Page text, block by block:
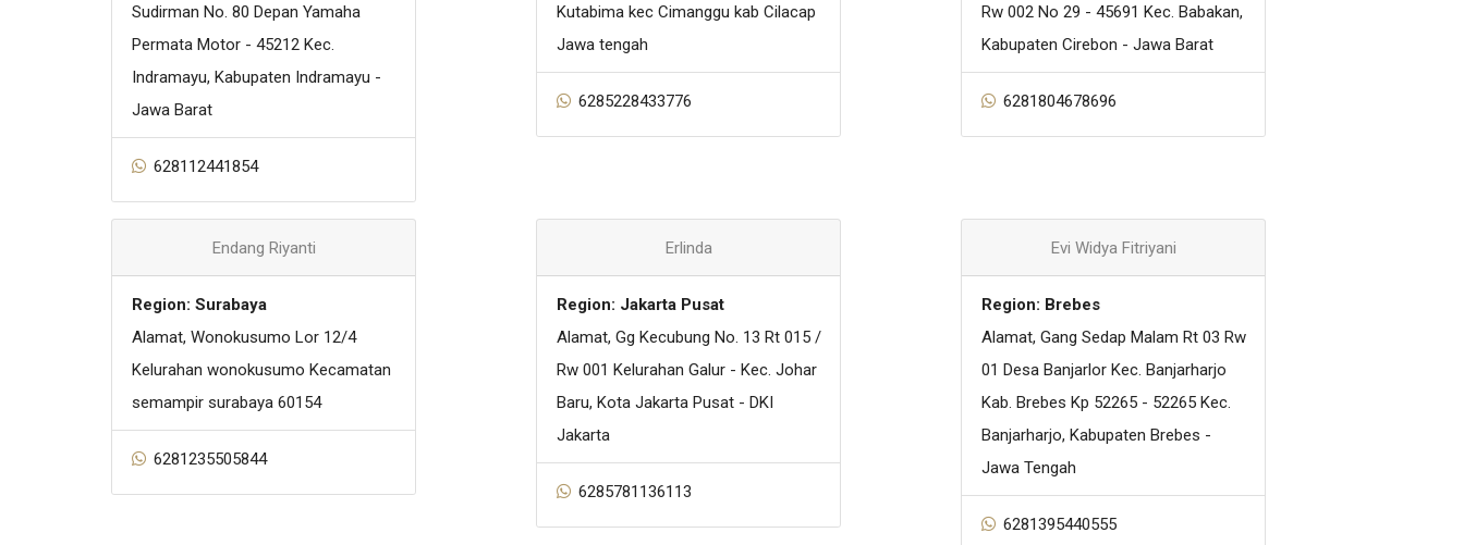
Sudirman No. 80 Depan Yamaha
Permata Motor - 45212 Kec.
Indramayu, Kabupaten Indramayu -
Jawa Barat
628112441854
Kutabima kec Cimanggu kab Cilacap
Jawa tengah
6285228433776
Rw 002 No 29 - 45691 Kec. Babakan,
Kabupaten Cirebon - Jawa Barat
6281804678696
Endang Riyanti
Region: Surabaya
Alamat, Wonokusumo Lor 12/4
Kelurahan wonokusumo Kecamatan
semampir surabaya 60154
6281235505844
Erlinda
Region: Jakarta Pusat
Alamat, Gg Kecubung No. 13 Rt 015 /
Rw 001 Kelurahan Galur - Kec. Johar
Baru, Kota Jakarta Pusat - DKI
Jakarta
6285781136113
Evi Widya Fitriyani
Region: Brebes
Alamat, Gang Sedap Malam Rt 03 Rw
01 Desa Banjarlor Kec. Banjarharjo
Kab. Brebes Kp 52265 - 52265 Kec.
Banjarharjo, Kabupaten Brebes -
Jawa Tengah
6281395440555